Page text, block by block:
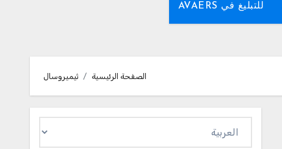
للتبليغ في AVAERS
الصفحة الرئيسية ثيميروسال